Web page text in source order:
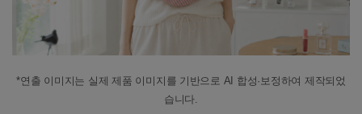
*연출 이미지는 실제 제품 이미지를 기반으로 AI 합성·보정하여 제작되었
습니다.